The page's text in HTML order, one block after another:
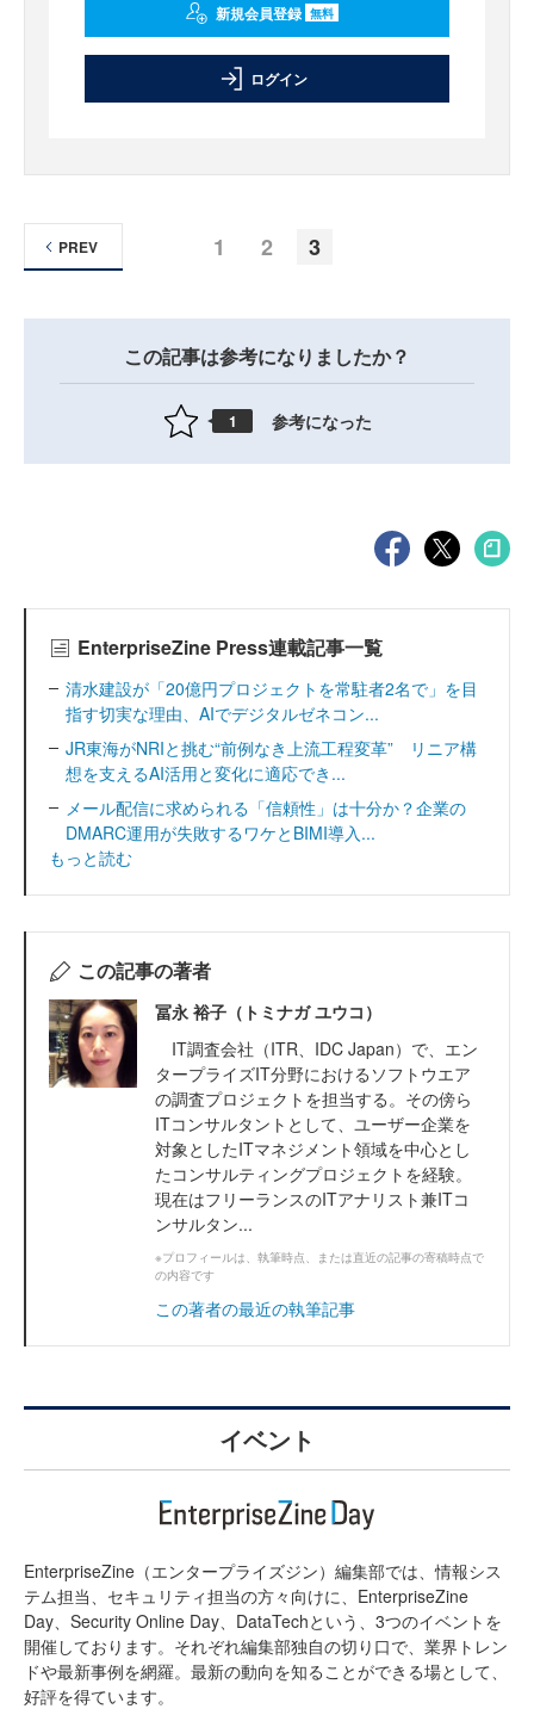
新規会員登録 無料
ログイン
1 2 3
PREV
この記事は参考になりましたか？
1 参考になった
EnterpriseZine Press連載記事一覧
清水建設が「20億円プロジェクトを常駐者2名で」を目
指す切実な理由、AIでデジタルゼネコン...
JR東海がNRIと挑む“前例なき上流工程変革” リニア構
想を支えるAI活用と変化に適応でき...
メール配信に求められる「信頼性」は十分か？企業の
DMARC運用が失敗するワケとBIMI導入...
もっと読む
この記事の著者
冨永 裕子（トミナガ ユウコ）
IT調査会社（ITR、IDC Japan）で、エン
タープライズIT分野におけるソフトウエア
の調査プロジェクトを担当する。その傍ら
ITコンサルタントとして、ユーザー企業を
対象としたITマネジメント領域を中心とし
たコンサルティングプロジェクトを経験。
現在はフリーランスのITアナリスト兼ITコ
ンサルタン...
※プロフィールは、執筆時点、または直近の記事の寄稿時点で
の内容です
この著者の最近の執筆記事
イベント
EnterpriseZine（エンタープライズジン）編集部では、情報シス
テム担当、セキュリティ担当の方々向けに、EnterpriseZine
Day、Security Online Day、DataTechという、3つのイベントを
開催しております。それぞれ編集部独自の切り口で、業界トレン
ドや最新事例を網羅。最新の動向を知ることができる場として、
好評を得ています。